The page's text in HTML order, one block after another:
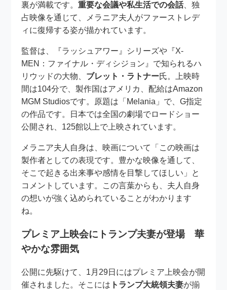
裏が満載です。重要な会議や私生活での会話、独
占映像を通じて、メラニア夫人がファーストレデ
ィに復帰する姿が描かれています。
監督は、『ラッシュアワー』シリーズや『X-
MEN：ファイナル・ディシジョン』で知られるハ
リウッドの大物、 ブレット・ラトナー氏。上映時
間は104分で、製作国はアメリカ、配給はAmazon
MGM Studiosです。原題は「Melania」で、G指定
の作品です。日本では全国の劇場でロードショー
公開され、125館以上で上映されています。
メラニア夫人自身は、映画について「この映画は
製作者としての表現です。豊かな映像を通して、
そこで起きる出来事や感情を目撃してほしい」と
コメントしています。この言葉からも、夫人自身
の想いが強く込められていることがわかります
ね。
プレミア上映会にトランプ夫妻が登場 華
やかな雰囲気
公開に先駆けて、1月29日にはプレミア上映会が開
催されました。そこには トランプ大統領夫妻が揃